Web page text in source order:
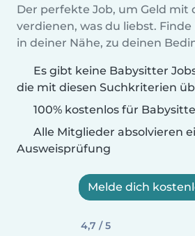
Der perfekte Job, um Geld mit
verdienen, was du liebst.
in deiner Nähe, zu deinen
Es gibt keine Babysitter
die mit diesen Suchkriterien
100% kostenlos für
Alle Mitglieder absolvieren
Ausweisprüfung
Melde dich
4,7 / 5